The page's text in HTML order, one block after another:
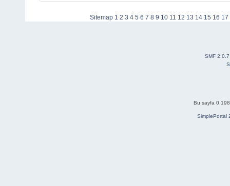
Sitemap 1 2 3 4 5 6 7 8 9 10 11 12 13 14 15 16 17
SMF 2.0.7
Bu sayfa
SimplePortal